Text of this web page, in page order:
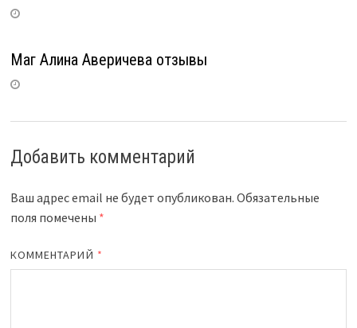
Маг Алина Аверичева отзывы
Добавить комментарий
Ваш адрес email не будет опубликован. Обязательные
поля помечены *
КОММЕНТАРИЙ *